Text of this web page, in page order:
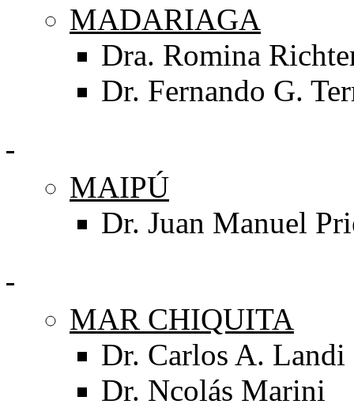
MADARIAGA
Dra. Romina
Dr. Fernando G.
MAIPÚ
Dr. Juan Manuel
MAR CHIQUITA
Dr. Carlos A. Landi
Dr. Ncolás Marini